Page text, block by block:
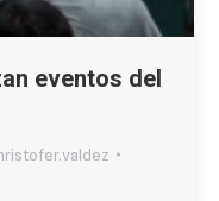
eventos del